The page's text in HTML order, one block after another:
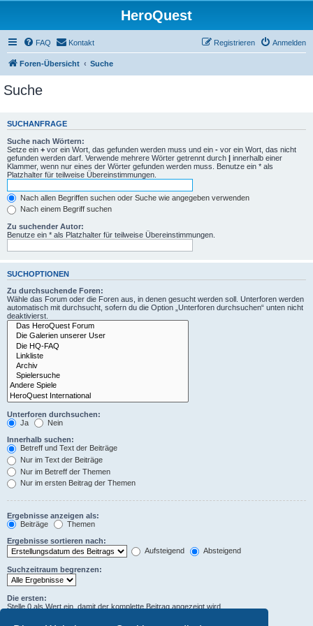
HeroQuest
FAQ Kontakt Anmelden
Registrieren
Foren-Übersicht Suche
Suche
SUCHANFRAGE
Suche nach Wörtern:
Setze ein + vor ein Wort, das gefunden werden muss und ein - vor ein Wort, das nicht
gefunden werden darf. Verwende mehrere Wörter getrennt durch | innerhalb einer
Klammer, wenn nur eines der Wörter gefunden werden muss. Benutze ein * als
Platzhalter für teilweise Übereinstimmungen.
Nach allen Begriffen suchen oder Suche wie angegeben verwenden
Nach einem Begriff suchen
Zu suchender Autor:
Benutze ein * als Platzhalter für teilweise Übereinstimmungen.
SUCHOPTIONEN
Zu durchsuchende Foren:
Wähle das Forum oder die Foren aus, in denen gesucht werden soll. Unterforen werden
automatisch mit durchsucht, sofern du die Option „Unterforen durchsuchen“ unten nicht
deaktivierst.
Unterforen durchsuchen:
Ja
Nein
Innerhalb suchen:
Betreff und Text der Beiträge
Nur im Text der Beiträge
Nur im Betreff der Themen
Nur im ersten Beitrag der Themen
Ergebnisse anzeigen als:
Beiträge
Themen
Ergebnisse sortieren nach:
Aufsteigend
Absteigend
Suchzeitraum begrenzen:
Die ersten:
Stelle 0 als Wert ein, damit der komplette Beitrag angezeigt wird.